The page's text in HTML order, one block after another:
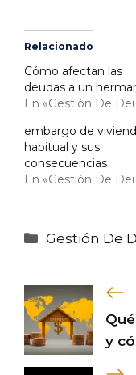
Relacionado
Cómo afectan las
deudas a un
En «Gestión De
embargo de
habitual y sus
consecuencias
En «Gestión De
Categorías
Gestión De
y